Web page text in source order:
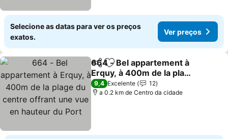
Selecione as datas para ver os preços
exatos.
Ver preços
PartilharAdicionar aos favoritos
664 - Bel appartement à
Erquy, à 400m de la plage
du centre offrant une vue
en hauteur du Port
9,4 Excelente
12
a 0.2 km de Centro da cidade